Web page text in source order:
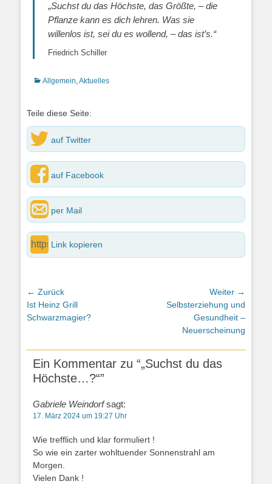
„Suchst du das Höchste, das Größte, – die
Pflanze kann es dich lehren. Was sie
willenlos ist, sei du es wollend, – das ist’s.“
Friedrich Schiller
Kategorien
Allgemein,Aktuelles
Teile diese Seite:
auf Twitter
auf Facebook
per Mail
Link kopieren
Beitragsnavigation
← Zurück
Vorheriger
Beitrag:
Ist Heinz Grill
Schwarzmagier?
Weiter →
NächsterSelbsterziehung und
Gesundheit –
Neuerscheinung
Ein Kommentar zu “„Suchst du das
Höchste…?“”
Gabriele Weindorf sagt:
17. März 2024 um 19:27 Uhr
Wie trefflich und klar formuliert !
So wie ein zarter wohltuender Sonnenstrahl am
Morgen.
Vielen Dank !